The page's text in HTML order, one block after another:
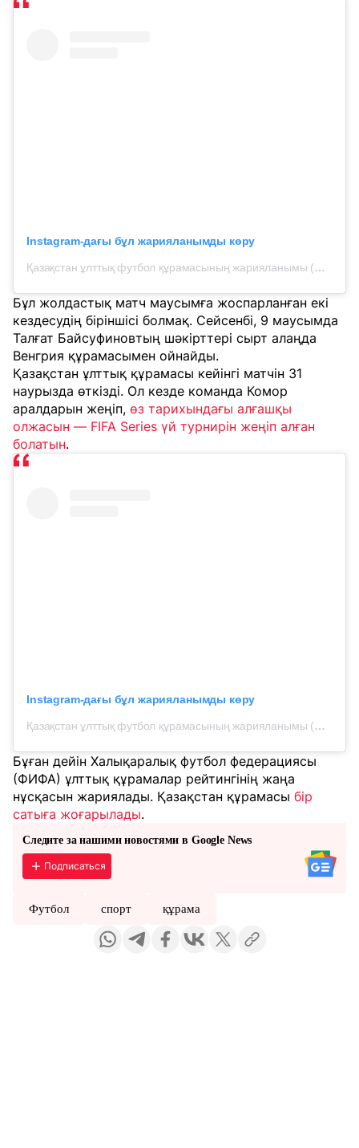
Instagram-дағы бұл жарияланымды көру
Қазақстан ұлттық футбол құрамасының жарияланымы (@kff_team)
Бұл жолдастық матч маусымға жоспарланған екі
кездесудің біріншісі болмақ. Сейсенбі, 9 маусымда
Талғат Байсуфиновтың шәкірттері сырт алаңда
Венгрия құрамасымен ойнайды.
Қазақстан ұлттық құрамасы кейінгі матчін 31
наурызда өткізді. Ол кезде команда Комор
аралдарын жеңіп, өз тарихындағы алғашқы
олжасын — FIFA Series үй турнирін жеңіп алған
болатын.
Instagram-дағы бұл жарияланымды көру
Қазақстан ұлттық футбол құрамасының жарияланымы (@kff_team)
Бұған дейін Халықаралық футбол федерациясы
(ФИФА) ұлттық құрамалар рейтингінің жаңа
нұсқасын жариялады. Қазақстан құрамасы бір
сатыға жоғарылады.
Следите за нашими новостями в Google News
Подписаться
Футбол спорт құрама